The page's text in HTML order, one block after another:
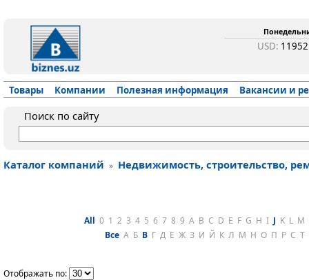
USD:
Товары Компании Полезная информация Вакансии и
Поиск по сайту
Каталог компаний » Недвижимость, строительство,
All 0 1 2 3 4 5 6 7 8 9 A B C D E F G H I J K L M
Все А Б В Г Д Е Ж З И Й К Л М Н О П Р С Т
Отображать по: